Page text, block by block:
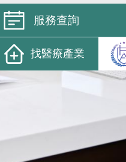
服務查詢
找醫療產業